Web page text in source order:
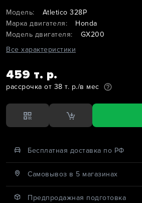
Модель:
Atletico 328P
Марка двигателя:
Honda
Модель двигателя:
GX200
Все характеристики
459 т. р.
рассрочка от 38 т. р./в мес
Бесплатная доставка по РФ
Cамовывоз в 5 магазинах
Предпродажная подготовка